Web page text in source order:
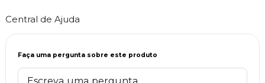
Central de Ajuda
Faça uma pergunta sobre este produto